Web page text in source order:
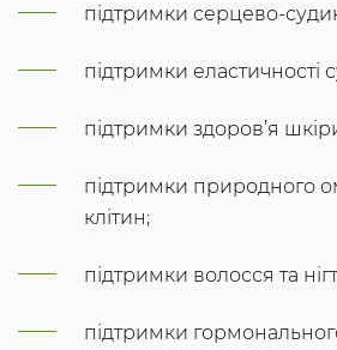
підтримки серцево-
підтримки еластичності
підтримки здоров’я
підтримки природного
клітин;
підтримки волосся та
підтримки